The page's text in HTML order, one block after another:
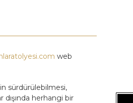
web
sürdürülebilmesi,
herhangi bir